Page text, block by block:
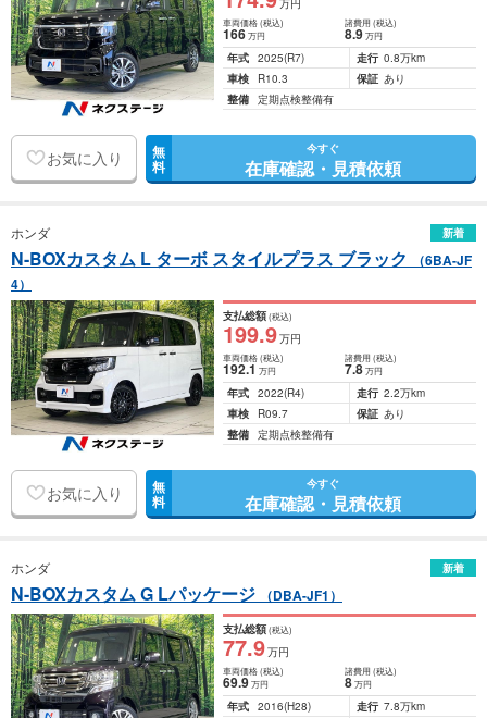
万円
車両価格(税込)
166万円
諸費用 (税込)
8.9 万円
年式 2025(R7) 走行 0.8万km
車検
R10.3 保証 あり
整備 定期点検整備有
お気に入り 無
料
今すぐ
在庫確認・見積依頼
ホンダ 新着
N-BOXカスタム L ターボ スタイルプラス ブラック
（6BA-JF
4）
支払総額(税込)
199.9万円
車両価格(税込)
192.1万円
諸費用 (税込)
7.8 万円
年式 2022(R4) 走行 2.2万km
車検
R09.7 保証 あり
整備 定期点検整備有
お気に入り 無
料
今すぐ
在庫確認・見積依頼
ホンダ 新着
N-BOXカスタム G Lパッケージ （DBA-JF1）
支払総額(税込)
77.9万円
車両価格(税込)
69.9万円
諸費用 (税込)
8 万円
年式 2016(H28) 走行 7.8万km